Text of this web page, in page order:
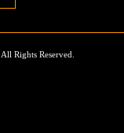
. All Rights Reserved.